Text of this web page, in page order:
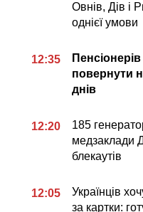
Овнів, Дів і
однієї умови
12:35
повернути
днів
12:20
185
медзаклади
блекаутів
12:05
Українців
за картки: